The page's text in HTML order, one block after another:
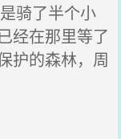
骑了半个小
经在那里等了
护的森林，周